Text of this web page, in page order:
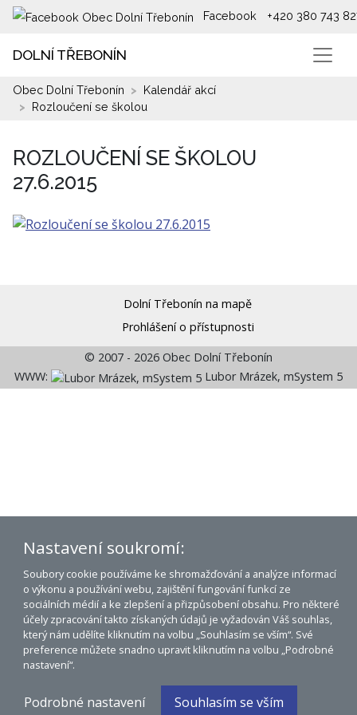
Facebook +420 380 743
DOLNÍ TŘEBONÍN
Obec Dolní Třebonín
Kalendář akcí
Rozloučení se školou
ROZLOUČENÍ SE ŠKOLOU
27.6.2015
Dolní Třebonín na mapě
Prohlášení o přístupnosti
© 2007 - 2026 Obec Dolní Třebonín
WWW:
Lubor Mrázek, mSystem 5
Nastavení soukromí:
Soubory cookie používáme ke shromažďování a analýze informací
o výkonu a používání webu, zajištění fungování funkcí ze
sociálních médií a ke zlepšení a přizpůsobení obsahu. Pro některé
účely zpracování takto získaných údajů je vyžadován Váš souhlas,
který nám udělíte kliknutím na volbu „Souhlasím se vším“. Své
preference můžete snadno upravit kliknutím na volbu „Podrobné
nastavení“.
Podrobné nastavení Souhlasím se vším